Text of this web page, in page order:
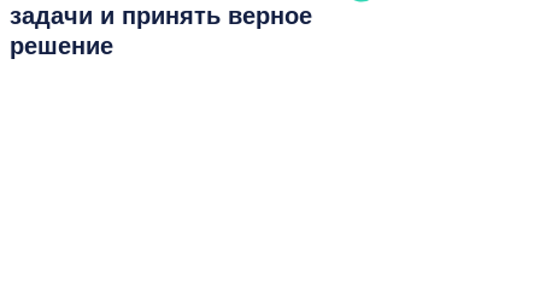
задачи и принять верное
решение